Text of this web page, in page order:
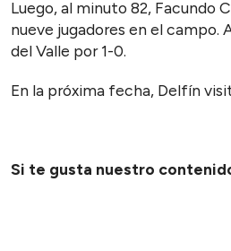
Luego, al minuto 82, Facundo
nueve jugadores en el campo.
del Valle por 1-0.
En la próxima fecha, Delfín
Si te gusta nuestro